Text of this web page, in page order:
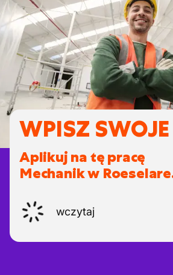
WPISZ
Aplikuj na tę pracę
Mechanik w
wczytaj